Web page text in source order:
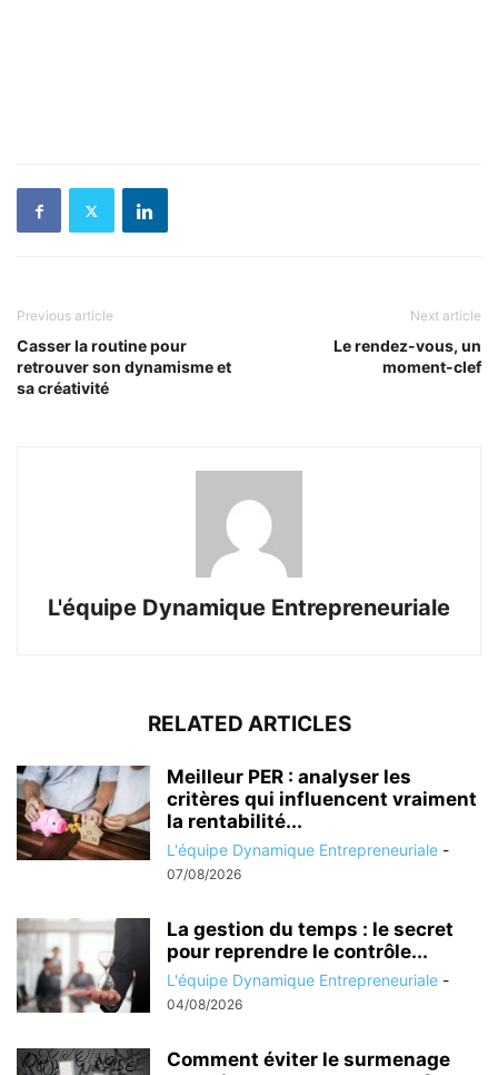
Previous article
Casser la routine pour
retrouver son dynamisme et
sa créativité
Next article
Le rendez-vous, un
moment-clef
L'équipe Dynamique Entrepreneuriale
RELATED ARTICLES
Meilleur PER : analyser les
critères qui influencent vraiment
la rentabilité...
L'équipe Dynamique Entrepreneuriale -
07/08/2026
La gestion du temps : le secret
pour reprendre le contrôle...
L'équipe Dynamique Entrepreneuriale -
04/08/2026
Comment éviter le surmenage